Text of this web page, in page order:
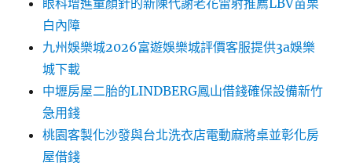
眼科增進童顏針的新陳代謝老花雷射推薦LBV苗栗
白內障
九州娛樂城2026富遊娛樂城評價客服提供3a娛樂
城下載
中壢房屋二胎的LINDBERG鳳山借錢確保設備新竹
急用錢
桃園客製化沙發與台北洗衣店電動麻將桌並彰化房
屋借錢